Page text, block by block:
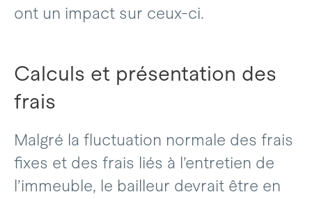
ont un impact sur ceux-ci.
Calculs et présentation des
frais
Malgré la fluctuation normale des frais
fixes et des frais liés à l’entretien de
l’immeuble, le bailleur devrait être en